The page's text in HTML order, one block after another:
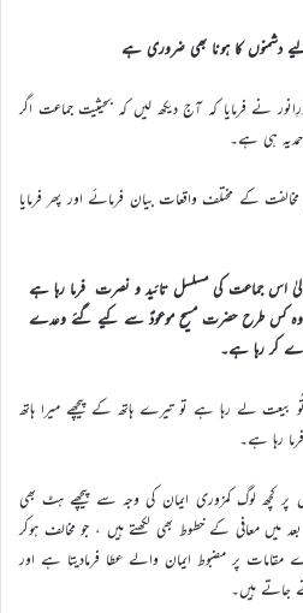
دشمنوں کا ہونا بھی ضروری ہے
نے فرمایا کہ آج دیکھ لیں کہ بحیثیت جماعت اگر
ہی ہے۔
کے مختلف واقعات بیان فرمائے اور پھر فرمایا
اس جماعت کی مسلسل تائید و نصرت فرما رہا ہے
کہ وہ کس طرح حضرت مسیح موعودؑ سے کیے گئے وعدے
کر رہا ہے۔
بیعت لے رہا ہے تو تیرے ہاتھ کے پیچھے میرا ہاتھ
رہا ہے۔
پر کچھ لوگ کمزوری ایمان کی وجہ سے پیچھے ہٹ بھی
معافی کے خطوط بھی لکھتے ہیں ، جو مخالف ہوکر
مقامات پر مضبوط ایمان والے عطا فرمادیتا ہے اور
جاتے ہیں۔